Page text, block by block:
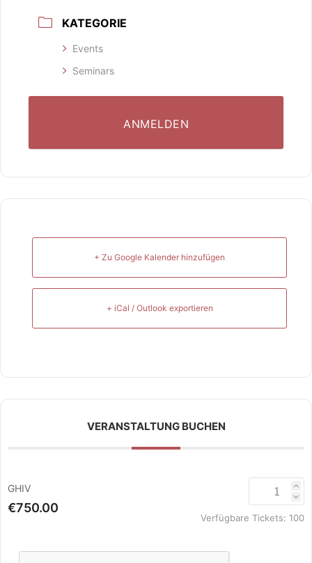
KATEGORIE
Events
Seminars
ANMELDEN
+ Zu Google Kalender hinzufügen
+ iCal / Outlook exportieren
VERANSTALTUNG BUCHEN
GHIV
€750.00
Verfügbare Tickets: 100